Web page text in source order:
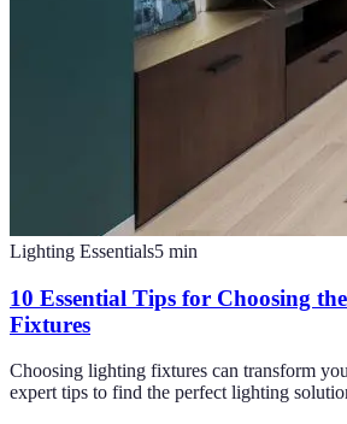
Lighting Essentials5 min
10 Essential Tips for Choosing
Fixtures
Choosing lighting fixtures can transform
expert tips to find the perfect lighting